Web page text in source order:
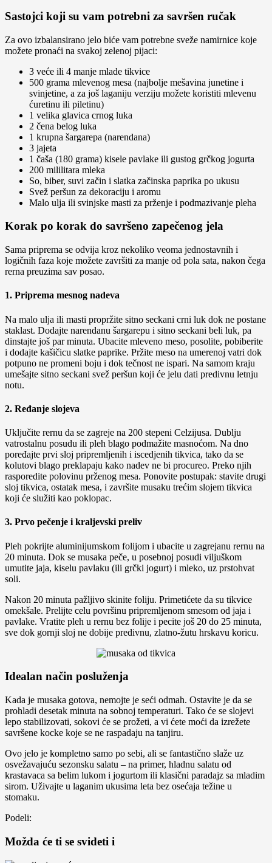
Sastojci koji su vam potrebni za savršen ručak
Za ovo izbalansirano jelo biće vam potrebne sveže namirnice koje
možete pronaći na svakoj zelenoj pijaci:
3 veće ili 4 manje mlade tikvice
500 grama mlevenog mesa (najbolje mešavina junetine i
svinjetine, a za još laganiju verziju možete koristiti mlevenu
ćuretinu ili piletinu)
1 velika glavica crnog luka
2 čena belog luka
1 krupna šargarepa (narendana)
3 jajeta
1 čaša (180 grama) kisele pavlake ili gustog grčkog jogurta
200 mililitara mleka
So, biber, suvi začin i slatka začinska paprika po ukusu
Svež peršun za dekoraciju i aromu
Malo ulja ili svinjske masti za prženje i podmazivanje pleha
Korak po korak do savršeno zapečenog jela
Sama priprema se odvija kroz nekoliko veoma jednostavnih i
logičnih faza koje možete završiti za manje od pola sata, nakon čega
rerna preuzima sav posao.
1. Priprema mesnog nadeva
Na malo ulja ili masti propržite sitno seckani crni luk dok ne postane
staklast. Dodajte narendanu šargarepu i sitno seckani beli luk, pa
dinstajte još par minuta. Ubacite mleveno meso, posolite, pobiberite
i dodajte kašičicu slatke paprike. Pržite meso na umerenoj vatri dok
potpuno ne promeni boju i dok tečnost ne ispari. Na samom kraju
umešajte sitno seckani svež peršun koji će jelu dati predivnu letnju
notu.
2. Ređanje slojeva
Uključite rernu da se zagreje na 200 stepeni Celzijusa. Dublju
vatrostalnu posudu ili pleh blago podmažite masnoćom. Na dno
poređajte prvi sloj pripremljenih i iscedjenih tikvica, tako da se
kolutovi blago preklapaju kako nadev ne bi procureo. Preko njih
rasporedite polovinu prženog mesa. Ponovite postupak: stavite drugi
sloj tikvica, ostatak mesa, i završite musaku trećim slojem tikvica
koji će služiti kao poklopac.
3. Prvo pečenje i kraljevski preliv
Pleh pokrijte aluminijumskom folijom i ubacite u zagrejanu rernu na
20 minuta. Dok se musaka peče, u posebnoj posudi viljuškom
umutite jaja, kiselu pavlaku (ili grčki jogurt) i mleko, uz prstohvat
soli.
Nakon 20 minuta pažljivo skinite foliju. Primetićete da su tikvice
omekšale. Prelijte celu površinu pripremljenom smesom od jaja i
pavlake. Vratite pleh u rernu bez folije i pecite još 20 do 25 minuta,
sve dok gornji sloj ne dobije predivnu, zlatno-žutu hrskavu koricu.
Idealan način posluženja
Kada je musaka gotova, nemojte je seći odmah. Ostavite je da se
prohladi desetak minuta na sobnoj temperaturi. Tako će se slojevi
lepo stabilizovati, sokovi će se prožeti, a vi ćete moći da izrežete
savršene kocke koje se ne raspadaju na tanjiru.
Ovo jelo je kompletno samo po sebi, ali se fantastično slaže uz
osvežavajuću sezonsku salatu – na primer, hladnu salatu od
krastavaca sa belim lukom i jogurtom ili klasični paradajz sa mladim
sirom. Uživajte u laganim ukusima leta bez osećaja težine u
stomaku.
Podeli:
Možda će ti se svideti i